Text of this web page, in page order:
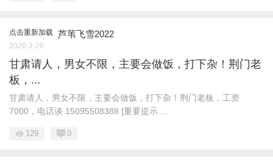
点击重新加载 芦苇飞雪2022
2026-2-26
甘肃请人，男女不限，主要会做饭，打下杂！荆门老
板，...
甘肃请人，男女不限，主要会做饭，打下杂！荆门老板，工资
7000，电话谈 15095508388 [重要提示 ...
129 0